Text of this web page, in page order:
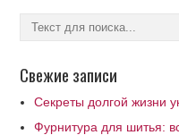
Свежие записи
Секреты долгой жизни
Фурнитура для шитья: